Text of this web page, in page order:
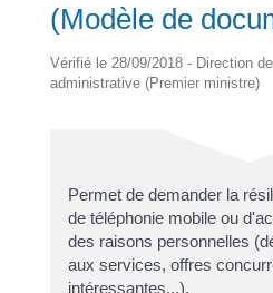
(Modèle de
Vérifié le 28/09/2018 - Direction
administrative (Premier ministre)
Permet de demander la
de téléphonie mobile ou
des raisons personnelles
aux services, offres
intéressantes...).